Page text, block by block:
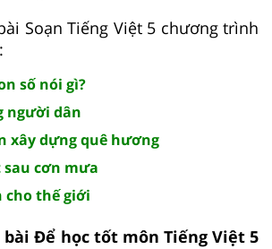
Soạn Tiếng Việt 5 chương trình
số nói gì?
người dân
xây dựng quê hương
sau cơn mưa
cho thế giới
Để học tốt môn Tiếng Việt 5